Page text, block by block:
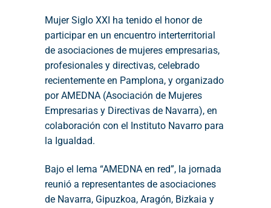
Mujer Siglo XXI ha tenido el honor de
participar en un encuentro interterritorial
de asociaciones de mujeres empresarias,
profesionales y directivas, celebrado
recientemente en Pamplona, y organizado
porAMEDNA (Asociación de Mujeres
Empresarias y Directivas de Navarra), en
colaboración con el Instituto Navarro para
la Igualdad.
Bajo el lema “AMEDNA en red”, la jornada
reunió a representantes de asociaciones
de Navarra, Gipuzkoa, Aragón, Bizkaia y